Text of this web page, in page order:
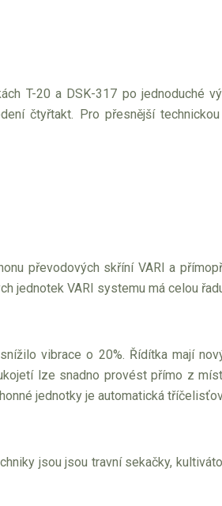
T-20 a DSK-317 po jednoduché
čtyřtakt. Pro přesnější
převodových skříní VARI a
jednotek VARI systemu má celou
vibrace o 20%. Řídítka mají
lze snadno provést přímo z
jednotky je automatická
jsou jsou travní sekačky,